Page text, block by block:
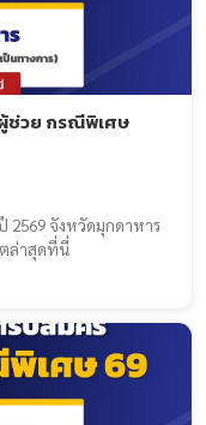
ช่วย กรณีพิเศษ
2569 จังหวัดมุกดาหาร
ล่าสุดที่นี่